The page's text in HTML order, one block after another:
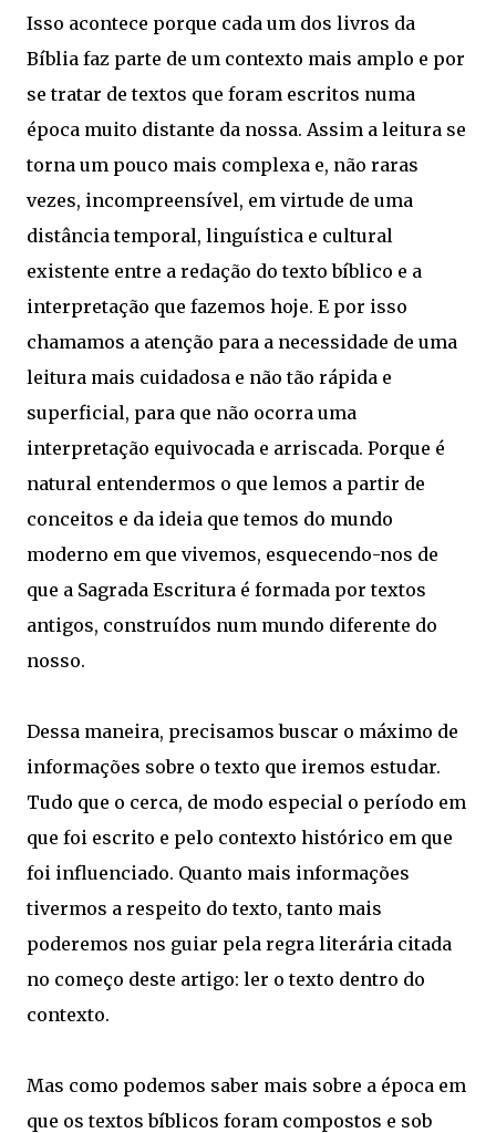
Isso acontece porque cada um dos livros da
Bíblia faz parte de um contexto mais amplo e por
se tratar de textos que foram escritos numa
época muito distante da nossa. Assim a leitura se
torna um pouco mais complexa e, não raras
vezes, incompreensível, em virtude de uma
distância temporal, linguística e cultural
existente entre a redação do texto bíblico e a
interpretação que fazemos hoje. E por isso
chamamos a atenção para a necessidade de uma
leitura mais cuidadosa e não tão rápida e
superficial, para que não ocorra uma
interpretação equivocada e arriscada. Porque é
natural entendermos o que lemos a partir de
conceitos e da ideia que temos do mundo
moderno em que vivemos, esquecendo-nos de
que a Sagrada Escritura é formada por textos
antigos, construídos num mundo diferente do
nosso.
Dessa maneira, precisamos buscar o máximo de
informações sobre o texto que iremos estudar.
Tudo que o cerca, de modo especial o período em
que foi escrito e pelo contexto histórico em que
foi influenciado. Quanto mais informações
tivermos a respeito do texto, tanto mais
poderemos nos guiar pela regra literária citada
no começo deste artigo: ler o texto dentro do
contexto.
Mas como podemos saber mais sobre a época em
que os textos bíblicos foram compostos e sob